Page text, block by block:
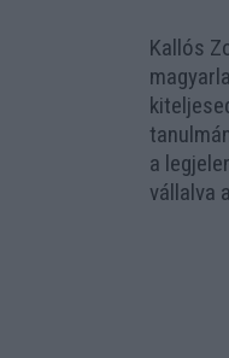
Kallós
a
vállalva